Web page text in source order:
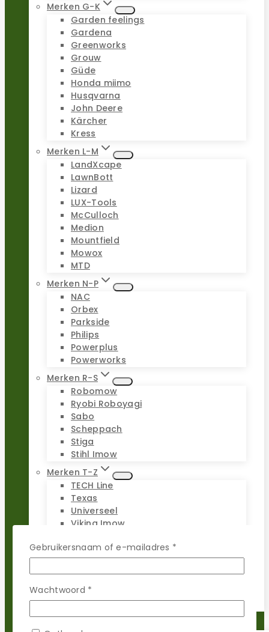
Merken G-K
Garden feelings
Gardena
Greenworks
Grouw
Güde
Honda miimo
Husqvarna
John Deere
Kärcher
Kress
Merken L-M
LandXcape
LawnBott
Lizard
LUX-Tools
McCulloch
Medion
Mountfield
Mowox
MTD
Merken N-P
NAC
Orbex
Parkside
Philips
Powerplus
Powerworks
Merken R-S
Robomow
Ryobi Roboyagi
Sabo
Scheppach
Stiga
Stihl Imow
Merken T-Z
TECH Line
Texas
Universeel
Viking Imow
WOLF-Garten
Worx Landroid
Yardforce
Zoef Robot
Gebruikersnaam of e-mailadres *
Wachtwoord *